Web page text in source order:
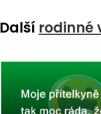
Další rodinné